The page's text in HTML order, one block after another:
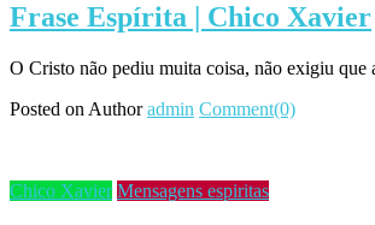
Frase Espírita | Chico Xavier
O Cristo não pediu muita coisa, não exigiu que
Posted on Author admin Comment(0)
Chico Xavier Mensagens espiritas